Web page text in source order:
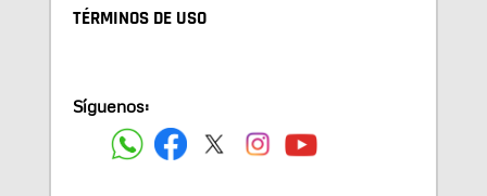
TÉRMINOS DE USO
Síguenos: